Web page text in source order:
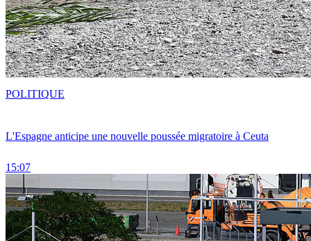
L'Espagne anticipe une nouvelle poussée migratoire à Ceuta
15:07
POLITIQUE